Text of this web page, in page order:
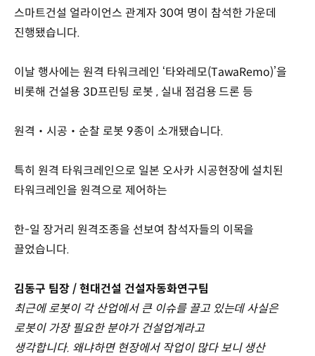
스마트건설 얼라이언스 관계자 30여 명이 참석한 가운데
진행됐습니다.
이날 행사에는 원격 타워크레인 ‘타와레모(TawaRemo)’을
비롯해 건설용 3D프린팅 로봇 , 실내 점검용 드론 등
원격‧시공‧순찰 로봇 9종이 소개됐습니다.
특히 원격 타워크레인으로 일본 오사카 시공현장에 설치된
타워크레인을 원격으로 제어하는
한-일 장거리 원격조종을 선보여 참석자들의 이목을
끌었습니다.
김동구 팀장 / 현대건설 건설자동화연구팀
최근에 로봇이 각 산업에서 큰 이슈를 끌고 있는데 사실은
로봇이 가장 필요한 분야가 건설업계라고
생각합니다. 왜냐하면 현장에서 작업이 많다 보니 생산